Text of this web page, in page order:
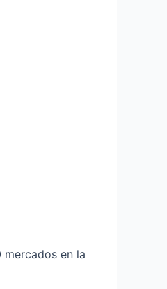
mercados en la